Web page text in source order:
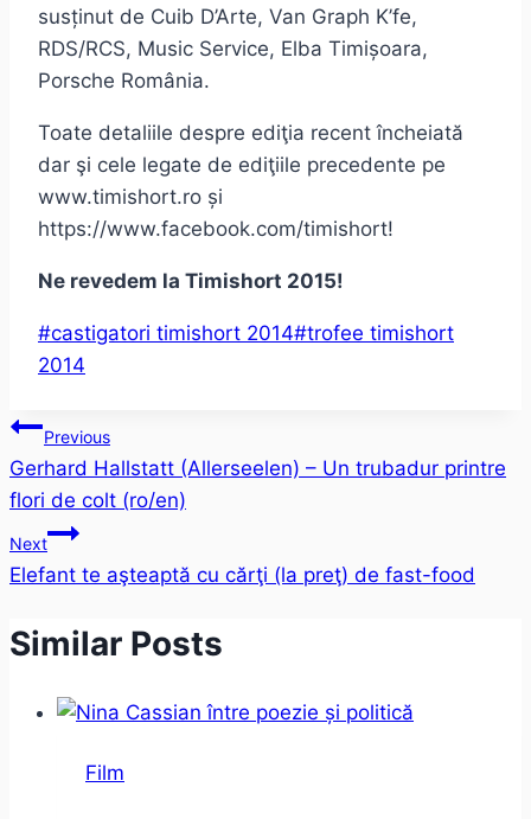
susținut de Cuib D’Arte, Van Graph K’fe,
RDS/RCS, Music Service, Elba Timișoara,
Porsche România.
Toate detaliile despre ediţia recent încheiată
dar şi cele legate de ediţiile precedente pe
www.timishort.ro și
https://www.facebook.com/timishort!
Ne revedem la Timishort 2015!
Post
Tags:
#castigatori timishort 2014#trofee timishort
2014
Post
navigation
Previous
Gerhard Hallstatt (Allerseelen) – Un trubadur printre
flori de colt (ro/en)
Next
Elefant te aşteaptă cu cărţi (la preţ) de fast-food
Similar Posts
Film